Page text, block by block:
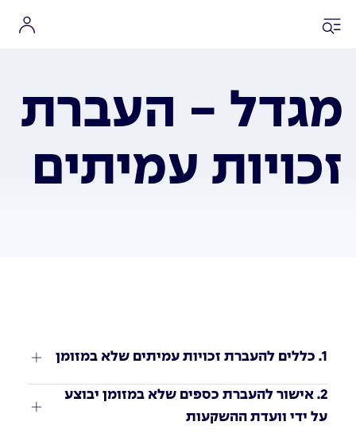
מגדל - העברת
זכויות עמיתים
1. כללים להעברת זכויות עמיתים שלא במזומן
על ידי וועדת ההשקעות